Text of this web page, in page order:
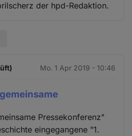
der hpd-Redaktion.
Mo. 1 Apr 2019 - 10:46
Pressekonferenz"
eingegangene "1.